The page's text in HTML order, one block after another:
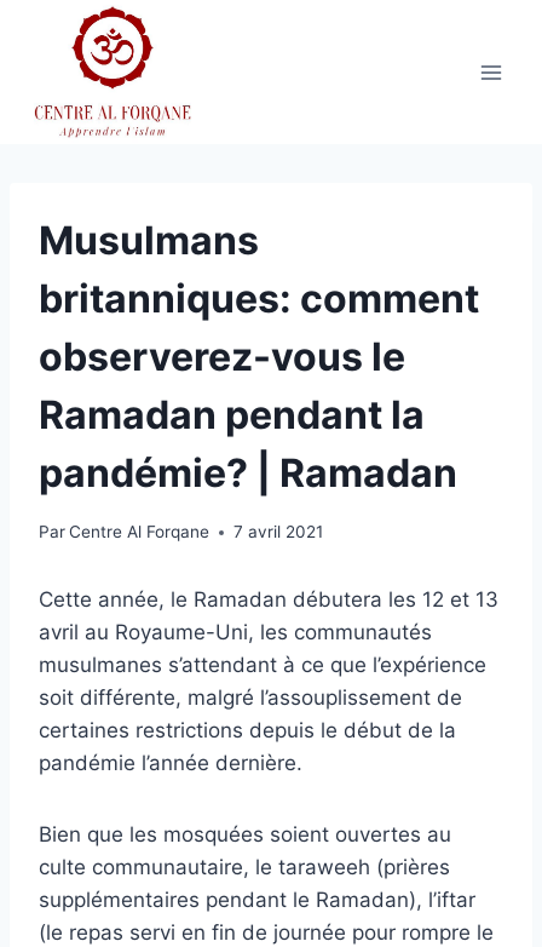
Musulmans
britanniques: comment
observerez-vous le
Ramadan pendant la
pandémie? | Ramadan
ParCentre Al Forqane 7 avril 2021
Cette année, le Ramadan débutera les 12 et 13
avril au Royaume-Uni, les communautés
musulmanes s’attendant à ce que l’expérience
soit différente, malgré l’assouplissement de
certaines restrictions depuis le début de la
pandémie l’année dernière.
Bien que les mosquées soient ouvertes au
culte communautaire, le taraweeh (prières
supplémentaires pendant le Ramadan), l’iftar
(le repas servi en fin de journée pour rompre le